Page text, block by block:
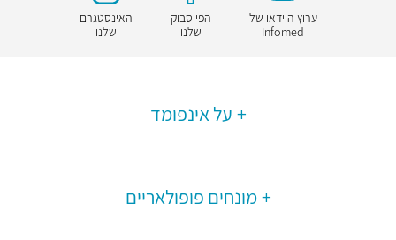
ערוץ הוידאו של
Infomed
הפייסבוק
שלנו
האינסטגרם
שלנו
על אינפומד
מונחים פופולאריים